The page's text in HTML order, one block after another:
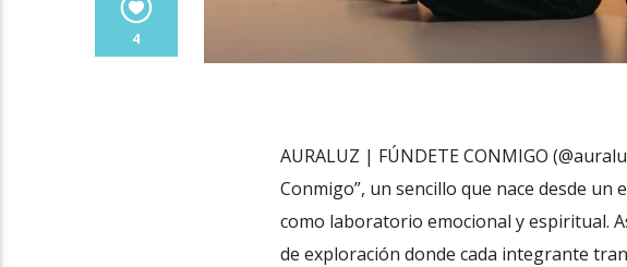
4
AURALUZ | FÚNDETE CONMIGO
Conmigo”, un sencillo que nace desde
como laboratorio emocional y espiritual.
de exploración donde cada integrante